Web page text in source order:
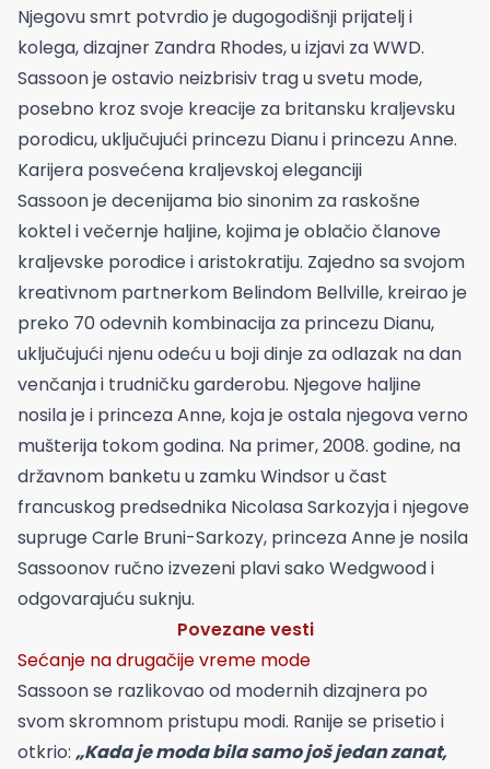
Njegovu smrt potvrdio je dugogodišnji prijatelj i
kolega, dizajner Zandra Rhodes, u izjavi za WWD.
Sassoon je ostavio neizbrisiv trag u svetu mode,
posebno kroz svoje kreacije za britansku kraljevsku
porodicu, uključujući princezu Dianu i princezu Anne.
Karijera posvećena kraljevskoj eleganciji
Sassoon je decenijama bio sinonim za raskošne
koktel i večernje haljine, kojima je oblačio članove
kraljevske porodice i aristokratiju. Zajedno sa svojom
kreativnom partnerkom Belindom Bellville, kreirao je
preko 70 odevnih kombinacija za princezu Dianu,
uključujući njenu odeću u boji dinje za odlazak na dan
venčanja i trudničku garderobu. Njegove haljine
nosila je i princeza Anne, koja je ostala njegova verno
mušterija tokom godina. Na primer, 2008. godine, na
državnom banketu u zamku Windsor u čast
francuskog predsednika Nicolasa Sarkozyja i njegove
supruge Carle Bruni-Sarkozy, princeza Anne je nosila
Sassoonov ručno izvezeni plavi sako Wedgwood i
odgovarajuću suknju.
Povezane vesti
Sećanje na drugačije vreme mode
Sassoon se razlikovao od modernih dizajnera po
svom skromnom pristupu modi. Ranije se prisetio i
otkrio: „Kada je moda bila samo još jedan zanat,